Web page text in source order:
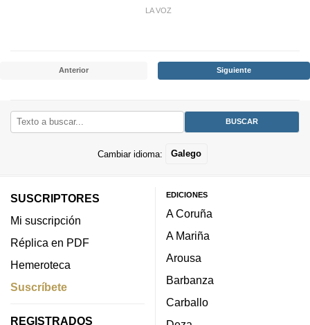
LA VOZ
Anterior Siguiente
Cambiar idioma: Galego
SUSCRIPTORES
Mi suscripción
Réplica en PDF
Hemeroteca
Suscríbete
REGISTRADOS
EDICIONES
A Coruña
A Mariña
Arousa
Barbanza
Carballo